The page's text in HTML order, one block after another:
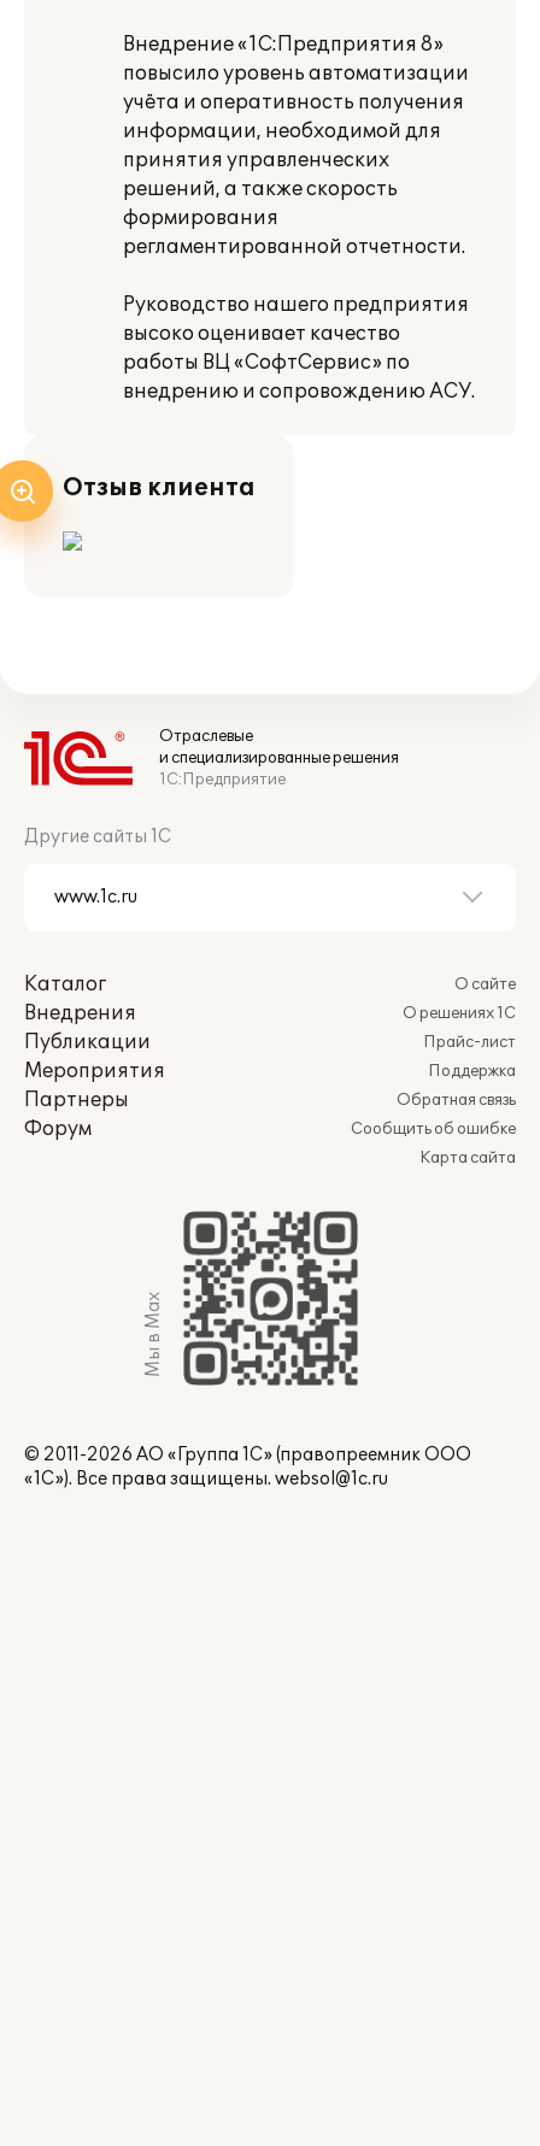
Внедрение «1С:Предприятия 8»
повысило уровень автоматизации
учёта и оперативность получения
информации, необходимой для
принятия управленческих
решений, а также скорость
формирования
регламентированной отчетности.
Руководство нашего предприятия
высоко оценивает качество
работы ВЦ «СофтСервис» по
внедрению и сопровождению АСУ.
Отзыв клиента
Отраслевые
и специализированные решения
1С:Предприятие
Другие сайты 1С
Каталог
Внедрения
Публикации
Мероприятия
Партнеры
Форум
О сайте
О решениях 1С
Прайс-лист
Поддержка
Обратная связь
Сообщить об ошибке
Карта сайта
Мы в Max
© 2011-2026 АО «Группа 1С» (правопреемник ООО
«1С»). Все права защищены. websol@1c.ru